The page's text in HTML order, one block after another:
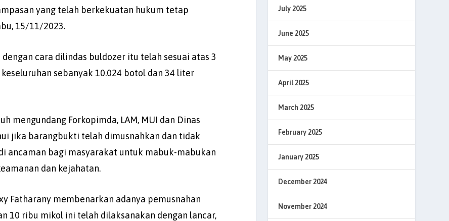
yang telah berkekuatan hukum tetap
15/11/2023.
cara dilindas buldozer itu telah sesuai atas 3
sebanyak 10.024 botol dan 34 liter
mengundang Forkopimda, LAM, MUI dan Dinas
jika barangbukti telah dimusnahkan dan tidak
ancaman bagi masyarakat untuk mabuk-mabukan
dan kejahatan.
Fatharany membenarkan adanya pemusnahan
10 ribu mikol ini telah dilaksanakan dengan lancar,
July 2025
June 2025
May 2025
April 2025
March 2025
February 2025
January 2025
December 2024
November 2024